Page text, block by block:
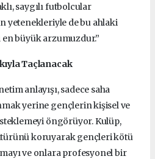
saygılı futbolcular
yetenekleriyle de bu ahlaki
büyük arzumuzdur.”
Taçlanacak
anlayışı, sadece saha
yerine gençlerin kişisel ve
öngörüyor. Kulüp,
koruyarak gençleri kötü
ve onlara profesyonel bir